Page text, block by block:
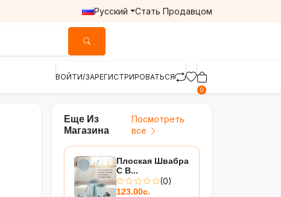
Русский Стать Продавцом
ВОЙТИ/ЗАРЕГИСТРИРОВАТЬСЯ
0
Еще Из
Магазина
Посмотреть
все
Плоская Швабра
С В...
(0)
123.00с.